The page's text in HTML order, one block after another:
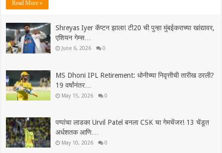
Read More »
Shreyas Iyer कॅप्टन झाला! टी20 ची पुन्हा मुंबईकराच्या खांद्यावर,
एशियन गेम्स…
June 6, 2026 0
MS Dhoni IPL Retirement: धोनीच्या निवृत्तीची तारीख ठरली?
19 वर्षांनंतर…
May 15, 2026 0
पप्पांचा लाडका Urvil Patel बनला CSK चा गेमचेंजर! 13 चेंडूत
अर्धशतक आणि…
May 10, 2026 0